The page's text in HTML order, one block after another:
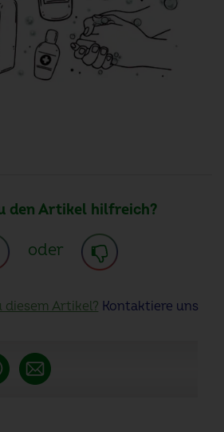
den Artikel hilfreich?
oder
diesem Artikel? Kontaktiere uns